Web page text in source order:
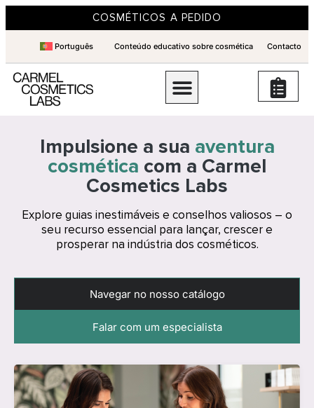
COSMÉTICOS A PEDIDO
Português Conteúdo educativo sobre cosmética Contacto
Impulsione a sua aventura
cosmética com a Carmel
Cosmetics Labs
Explore guias inestimáveis e conselhos valiosos – o
seu recurso essencial para lançar, crescer e
prosperar na indústria dos cosméticos.
Navegar no nosso catálogo
Falar com um especialista